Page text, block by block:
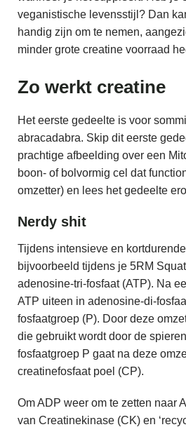
veganistische levensstijl? Dan
handig zijn om te nemen,
minder grote creatine voorraad
Zo werkt creatine
Het eerste gedeelte is voor
abracadabra. Skip dit eerste
prachtige afbeelding over een
boon- of bolvormig cel dat
omzetter) en lees het gedeelte
Nerdy shit
Tijdens intensieve en
bijvoorbeeld tijdens je 5RM
adenosine-tri-fosfaat (ATP). Na
ATP uiteen in adenosine-di-
fosfaatgroep (P). Door deze
die gebruikt wordt door de
fosfaatgroep P gaat na deze
creatinefosfaat poel (CP).
Om ADP weer om te zetten naar
van Creatinekinase (CK) en